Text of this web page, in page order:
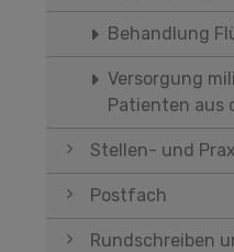
Behandlung
Versorgung
Patienten aus
Stellen- und
Postfach
Rundschreiben